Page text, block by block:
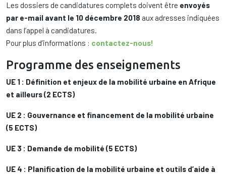
Les dossiers de candidatures complets doivent être envoyés
par e-mail avant le 10 décembre 2018 aux adresses indiquées
dans l’appel à candidatures.
Pour plus d’informations : contactez-nous!
Programme des enseignements
UE 1 : Définition et enjeux de la mobilité urbaine en Afrique
et ailleurs (2 ECTS)
UE 2 : Gouvernance et financement de la mobilité urbaine
(5 ECTS)
UE 3 : Demande de mobilité (5 ECTS)
UE 4 : Planification de la mobilité urbaine et outils d’aide à